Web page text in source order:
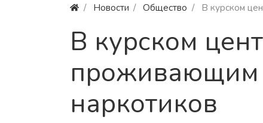
Новости Общество В курском
В курском
проживающим
наркотиков